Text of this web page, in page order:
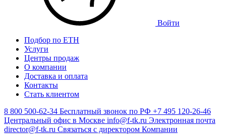
Войти
Подбор по ЕТН
Услуги
Центры продаж
О компании
Доставка и оплата
Контакты
Стать клиентом
8 800 500-62-34 Бесплатный звонок по РФ +7 495 120-26-46
Центральный офис в Москве info@f-tk.ru Электронная почта
director@f-tk.ru Связаться с директором Компании